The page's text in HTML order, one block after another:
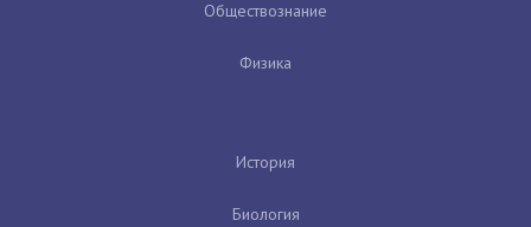
Обществознание
Физика
История
Биология